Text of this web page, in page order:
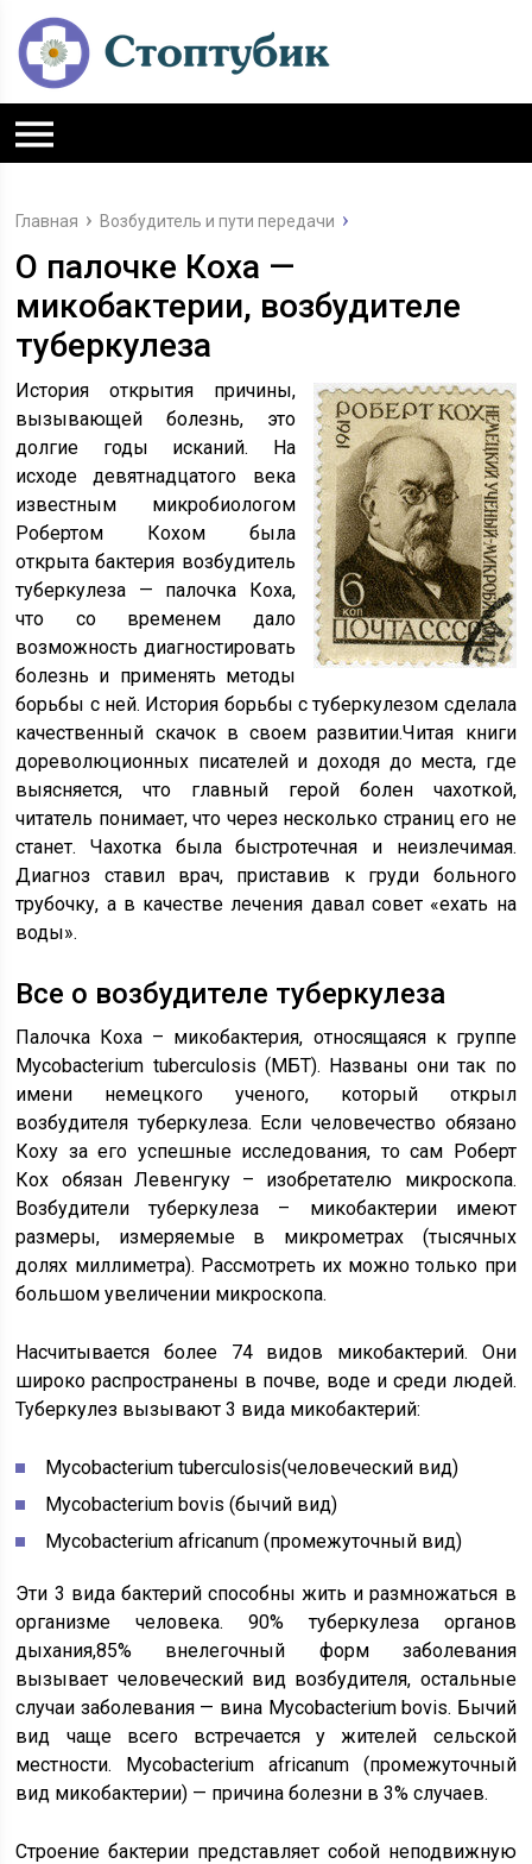
Главная Возбудитель и пути передачи
О палочке Коха —
микобактерии, возбудителе
туберкулеза
История открытия причины,
вызывающей болезнь, это
долгие годы исканий. На
исходе девятнадцатого века
известным микробиологом
Робертом Кохом была
открыта бактерия возбудитель
туберкулеза — палочка Коха,
что со временем дало
возможность диагностировать
болезнь и применять методы
борьбы с ней. История борьбы с туберкулезом сделала
качественный скачок в своем развитии.Читая книги
дореволюционных писателей и доходя до места, где
выясняется, что главный герой болен чахоткой,
читатель понимает, что через несколько страниц его не
станет. Чахотка была быстротечная и неизлечимая.
Диагноз ставил врач, приставив к груди больного
трубочку, а в качестве лечения давал совет «ехать на
воды».
Все о возбудителе туберкулеза
Палочка Коха – микобактерия, относящаяся к группе
Mycobacterium tuberculosis (МБТ). Названы они так по
имени немецкого ученого, который открыл
возбудителя туберкулеза. Если человечество обязано
Коху за его успешные исследования, то сам Роберт
Кох обязан Левенгуку – изобретателю микроскопа.
Возбудители туберкулеза – микобактерии имеют
размеры, измеряемые в микрометрах (тысячных
долях миллиметра). Рассмотреть их можно только при
большом увеличении микроскопа.
Насчитывается более 74 видов микобактерий. Они
широко распространены в почве, воде и среди людей.
Туберкулез вызывают 3 вида микобактерий:
Mycobacterium tuberculosis(человеческий вид)
Mycobacterium bovis (бычий вид)
Mycobacterium africanum (промежуточный вид)
Эти 3 вида бактерий способны жить и размножаться в
организме человека. 90% туберкулеза органов
дыхания,85% внелегочный форм заболевания
вызывает человеческий вид возбудителя, остальные
случаи заболевания — вина Mycobacterium bovis. Бычий
вид чаще всего встречается у жителей сельской
местности. Mycobacterium africanum (промежуточный
вид микобактерии) — причина болезни в 3% случаев.
Строение бактерии представляет собой неподвижную